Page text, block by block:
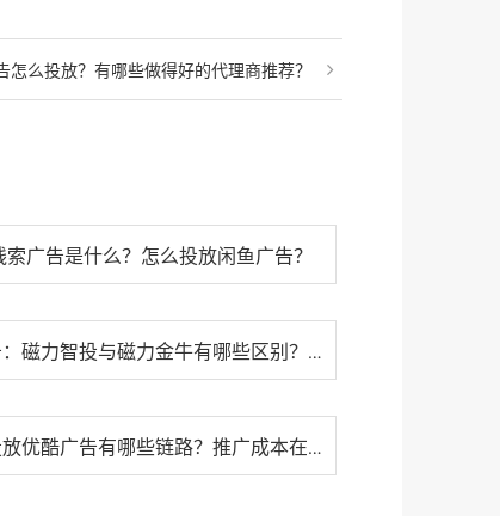
怎么投放？有哪些做得好的代理商推荐？
索广告是什么？怎么投放闲鱼广告？
快手广告：磁力智投与磁力金牛有哪些区别？如何选择适合自身的推···
流量卡投放优酷广告有哪些链路？推广成本在多少？